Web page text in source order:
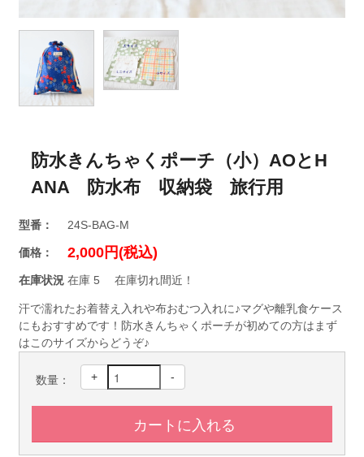
防水きんちゃくポーチ（小）AOとH
ANA 防水布 収納袋 旅行用
型番： 24S-BAG-M
価格： 2,000円(税込)
在庫状況 在庫 5 在庫切れ間近！
汗で濡れたお着替え入れや布おむつ入れに♪マグや離乳食ケース
にもおすすめです！防水きんちゃくポーチが初めての方はまず
はこのサイズからどうぞ♪
数量： + -